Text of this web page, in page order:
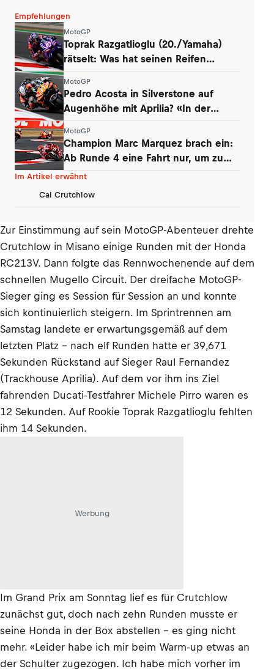
Empfehlungen
MotoGP
Toprak Razgatlioglu (20./Yamaha)
rätselt: Was hat seinen Reifen
MotoGP
Pedro Acosta in Silverstone auf
Augenhöhe mit Aprilia? «In der
MotoGP
Champion Marc Marquez brach ein:
Ab Runde 4 eine Fahrt nur, um zu
überleben
Im Artikel erwähnt
Cal Crutchlow
Zur Einstimmung auf sein MotoGP-Abenteuer drehte
Crutchlow in Misano einige Runden mit der Honda
RC213V. Dann folgte das Rennwochenende auf dem
schnellen Mugello Circuit. Der dreifache MotoGP-
Sieger ging es Session für Session an und konnte
sich kontinuierlich steigern. Im Sprintrennen am
Samstag landete er erwartungsgemäß auf dem
letzten Platz – nach elf Runden hatte er 39,671
Sekunden Rückstand auf Sieger Raul Fernandez
(Trackhouse Aprilia). Auf dem vor ihm ins Ziel
fahrenden Ducati-Testfahrer Michele Pirro waren es
12 Sekunden. Auf Rookie Toprak Razgatlioglu fehlten
ihm 14 Sekunden.
Werbung
Im Grand Prix am Sonntag lief es für Crutchlow
zunächst gut, doch nach zehn Runden musste er
seine Honda in der Box abstellen – es ging nicht
mehr. «Leider habe ich mir beim Warm-up etwas an
der Schulter zugezogen. Ich habe mich vorher im